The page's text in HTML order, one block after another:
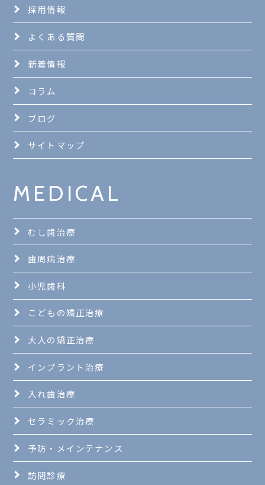
採用情報
よくある質問
新着情報
コラム
ブログ
サイトマップ
MEDICAL
むし歯治療
歯周病治療
小児歯科
こどもの矯正治療
大人の矯正治療
インプラント治療
入れ歯治療
セラミック治療
予防・メインテナンス
訪問診療